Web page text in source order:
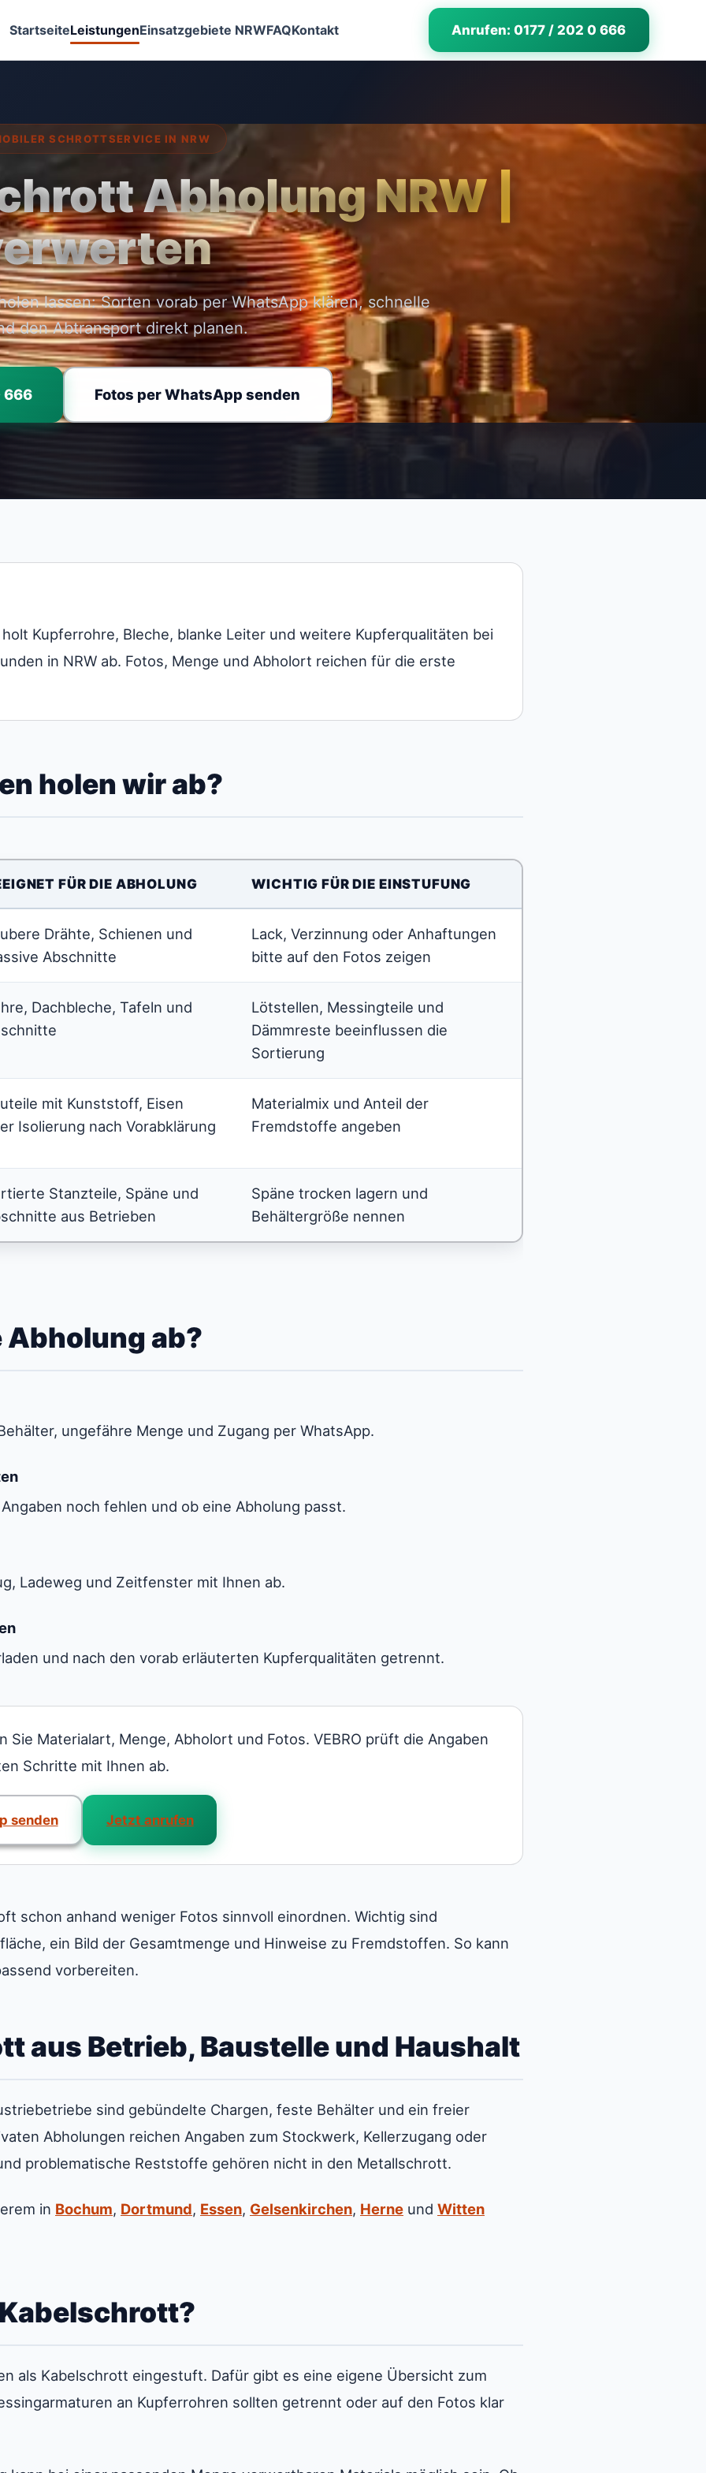
StartseiteLeistungenEinsatzgebiete NRWFAQKontakt Anrufen: 0177 / 202 0 666
SCHROTTSERVICE IN NRW
Abholung NRW |
lassen: Sorten vorab per WhatsApp klären, schnelle
den Abtransport direkt planen.
666 Fotos per WhatsApp senden
Kupferrohre, Bleche, blanke Leiter und weitere Kupferqualitäten bei
in NRW ab. Fotos, Menge und Abholort reichen für die erste
holen wir ab?
FÜR DIE ABHOLUNG WICHTIG FÜR DIE EINSTUFUNG
Drähte, Schienen und
Abschnitte
Lack, Verzinnung oder Anhaftungen
bitte auf den Fotos zeigen
Dachbleche, Tafeln und
Lötstellen, Messingteile und
Dämmreste beeinflussen die
Sortierung
mit Kunststoff, Eisen
Isolierung nach Vorabklärung
Materialmix und Anteil der
Fremdstoffe angeben
Stanzteile, Späne und
aus Betrieben
Späne trocken lagern und
Behältergröße nennen
ab?
ungefähre Menge und Zugang per WhatsApp.
noch fehlen und ob eine Abholung passt.
Ladeweg und Zeitfenster mit Ihnen ab.
und nach den vorab erläuterten Kupferqualitäten getrennt.
Sie Materialart, Menge, Abholort und Fotos. VEBRO prüft die Angaben
Schritte mit Ihnen ab.
senden Jetzt anrufen
schon anhand weniger Fotos sinnvoll einordnen. Wichtig sind
ein Bild der Gesamtmenge und Hinweise zu Fremdstoffen. So kann
vorbereiten.
aus Betrieb, Baustelle und Haushalt
sind gebündelte Chargen, feste Behälter und ein freier
Abholungen reichen Angaben zum Stockwerk, Kellerzugang oder
problematische Reststoffe gehören nicht in den Metallschrott.
in Bochum, Dortmund, Essen, Gelsenkirchen, Herne und Witten
als Kabelschrott eingestuft. Dafür gibt es eine eigene Übersicht zum
an Kupferrohren sollten getrennt oder auf den Fotos klar